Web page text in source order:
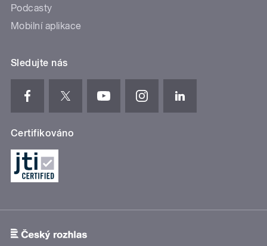
Podcasty
Mobilní aplikace
Sledujte nás
Certifikováno